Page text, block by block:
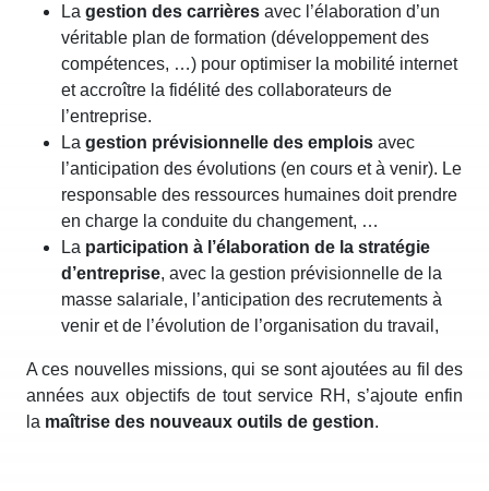
La gestion des carrières avec l’élaboration d’un
véritable plan de formation (développement des
compétences, …) pour optimiser la mobilité internet
et accroître la fidélité des collaborateurs de
l’entreprise.
La gestion prévisionnelle des emplois avec
l’anticipation des évolutions (en cours et à venir). Le
responsable des ressources humaines doit prendre
en charge la conduite du changement, …
La participation à l’élaboration de la stratégie
d’entreprise, avec la gestion prévisionnelle de la
masse salariale, l’anticipation des recrutements à
venir et de l’évolution de l’organisation du travail,
A ces nouvelles missions, qui se sont ajoutées au fil des
années aux objectifs de tout service RH, s’ajoute enfin
la maîtrise des nouveaux outils de gestion.